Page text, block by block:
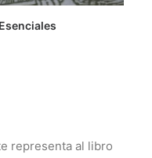
representa al libro